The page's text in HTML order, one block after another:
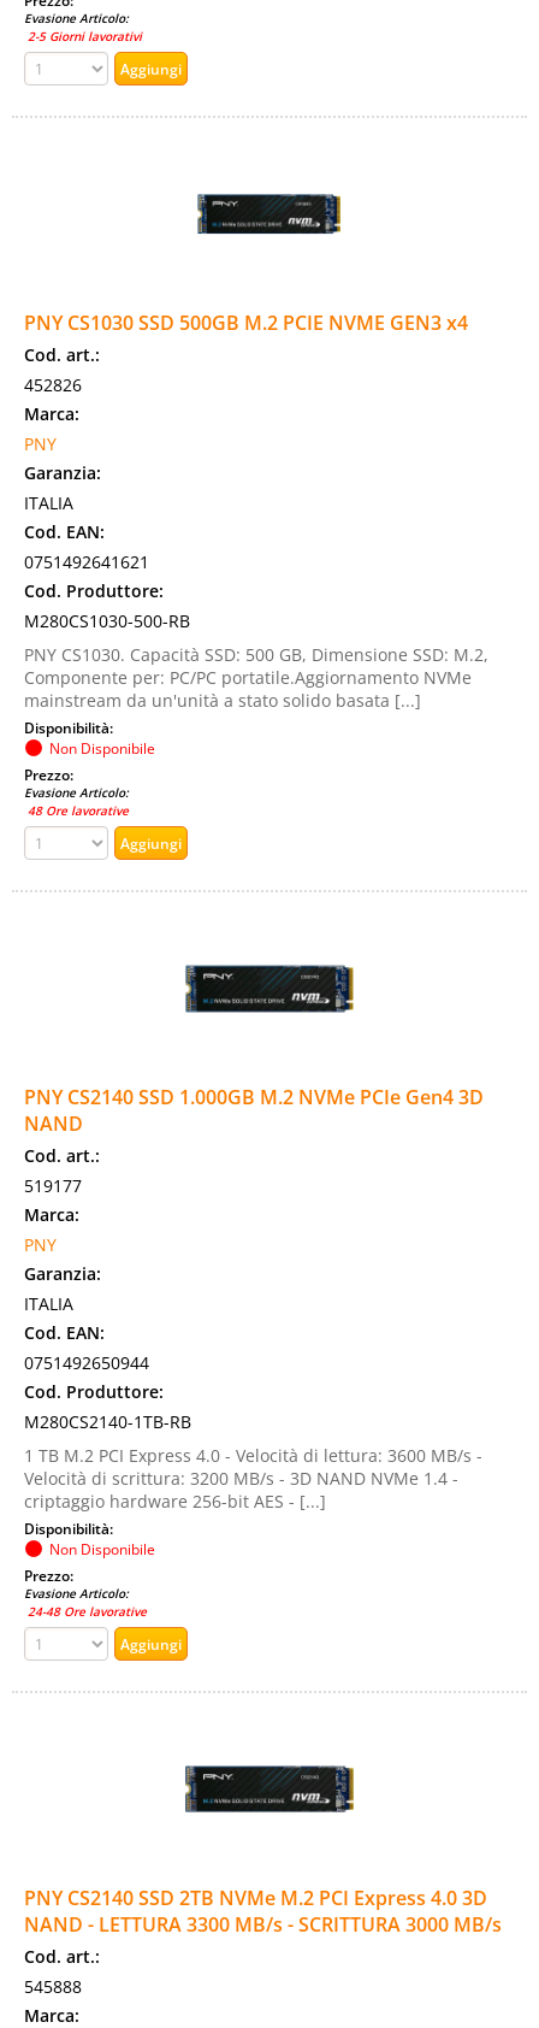
Evasione Articolo:
2-5 Giorni lavorativi
PNY CS1030 SSD 500GB M.2 PCIE NVME GEN3 x4
Cod. art.:
452826
Marca:
PNY
Garanzia:
ITALIA
Cod. EAN:
0751492641621
Cod. Produttore:
M280CS1030-500-RB
PNY CS1030. Capacità SSD: 500 GB, Dimensione SSD: M.2,
Componente per: PC/PC portatile.Aggiornamento NVMe
mainstream da un'unità a stato solido basata [...]
Disponibilità:
Non Disponibile
Prezzo:
Evasione Articolo:
48 Ore lavorative
PNY CS2140 SSD 1.000GB M.2 NVMe PCIe Gen4 3D
NAND
Cod. art.:
519177
Marca:
PNY
Garanzia:
ITALIA
Cod. EAN:
0751492650944
Cod. Produttore:
M280CS2140-1TB-RB
1 TB M.2 PCI Express 4.0 - Velocità di lettura: 3600 MB/s -
Velocità di scrittura: 3200 MB/s - 3D NAND NVMe 1.4 -
criptaggio hardware 256-bit AES - [...]
Disponibilità:
Non Disponibile
Prezzo:
Evasione Articolo:
24-48 Ore lavorative
PNY CS2140 SSD 2TB NVMe M.2 PCI Express 4.0 3D
NAND - LETTURA 3300 MB/s - SCRITTURA 3000 MB/s
Cod. art.:
545888
Marca: